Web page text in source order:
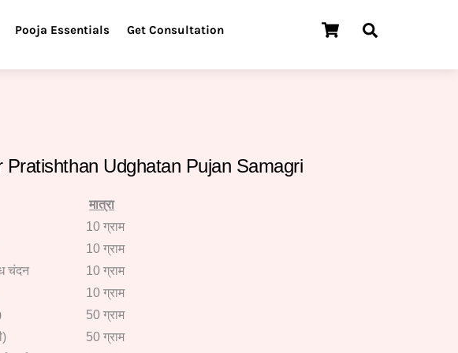
Cart
Pooja Essentials Get Consultation
Pratishthan Udghatan Pujan Samagri
मात्रा
10 ग्राम
10 ग्राम
चंदन
10 ग्राम
10 ग्राम
50 ग्राम
50 ग्राम